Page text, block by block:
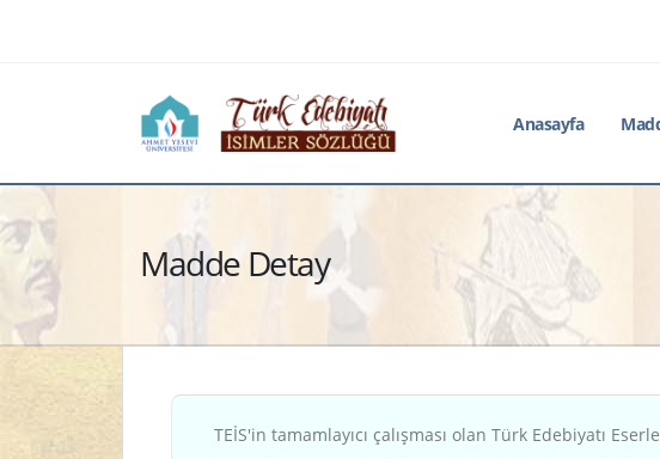
Anasayfa
Madde Detay
TEİS'in tamamlayıcı çalışması olan Türk Edebiyatı